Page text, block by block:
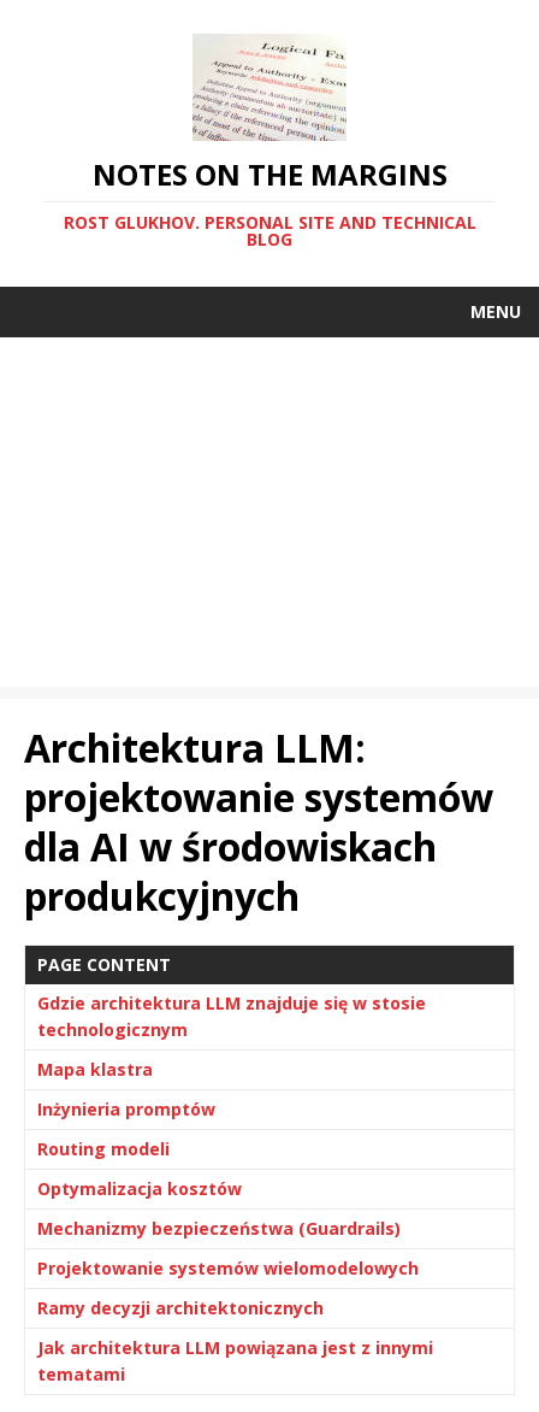
NOTES ON THE MARGINS
ROST GLUKHOV. PERSONAL SITE AND TECHNICAL
BLOG
MENU
Architektura LLM:
projektowanie systemów
dla AI w środowiskach
produkcyjnych
PAGE CONTENT
Gdzie architektura LLM znajduje się w stosie
technologicznym
Mapa klastra
Inżynieria promptów
Routing modeli
Optymalizacja kosztów
Mechanizmy bezpieczeństwa (Guardrails)
Projektowanie systemów wielomodelowych
Ramy decyzji architektonicznych
Jak architektura LLM powiązana jest z innymi
tematami